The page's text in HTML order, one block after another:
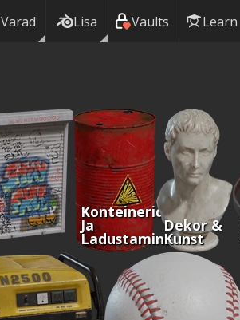
Varad Lisa Vaults Learn
Konteinerid
Ja
Ladustamine
Dekor &
Kunst